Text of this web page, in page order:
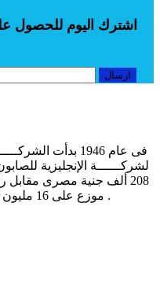
اشترك اليوم للحصول
ارسال
فى عام 1946 بدأت
لشركــــــة الإنجليزية
موزع على 16 مليون سهم والقيمة الأسمية للسهم 10 جنيه .